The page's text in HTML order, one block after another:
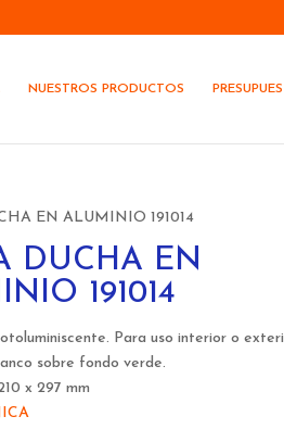
NUESTROS PRODUCTOS
EN ALUMINIO 191014
DUCHA EN
191014
Para uso interior o
sobre fondo verde.
x 297 mm